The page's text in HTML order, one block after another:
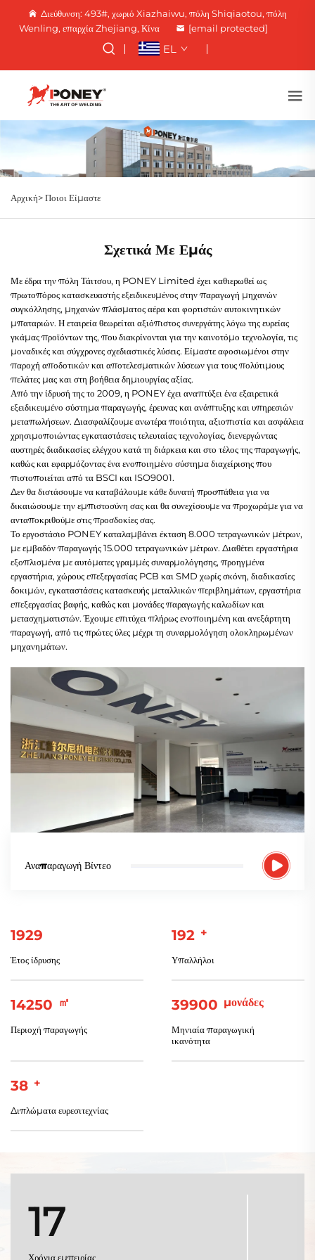
Διεύθυνση: 493#, χωριό Xiazhaiwu, πόλη Shiqiaotou, πόλη
Wenling, επαρχία Zhejiang, Κίνα
[email protected]
EL
Αρχική>Ποιοι Είμαστε
Σχετικά Με Εμάς
Με έδρα την πόλη Τάιτσου, η PONEY Limited έχει καθιερωθεί ως
πρωτοπόρος κατασκευαστής εξειδικευμένος στην παραγωγή μηχανών
συγκόλλησης, μηχανών πλάσματος αέρα και φορτιστών αυτοκινητικών
μπαταριών. Η εταιρεία θεωρείται αξιόπιστος συνεργάτης λόγω της ευρείας
γκάμας προϊόντων της, που διακρίνονται για την καινοτόμο τεχνολογία, τις
μοναδικές και σύγχρονες σχεδιαστικές λύσεις. Είμαστε αφοσιωμένοι στην
παροχή αποδοτικών και αποτελεσματικών λύσεων για τους πολύτιμους
πελάτες μας και στη βοήθεια δημιουργίας αξίας.
Από την ίδρυσή της το 2009, η PONEY έχει αναπτύξει ένα εξαιρετικά
εξειδικευμένο σύστημα παραγωγής, έρευνας και ανάπτυξης και υπηρεσιών
μεταπωλήσεων. Διασφαλίζουμε ανωτέρα ποιότητα, αξιοπιστία και ασφάλεια
χρησιμοποιώντας εγκαταστάσεις τελευταίας τεχνολογίας, διενεργώντας
αυστηρές διαδικασίες ελέγχου κατά τη διάρκεια και στο τέλος της παραγωγής,
καθώς και εφαρμόζοντας ένα ενοποιημένο σύστημα διαχείρισης που
πιστοποιείται από τα BSCI και ISO9001.
Δεν θα διστάσουμε να καταβάλουμε κάθε δυνατή προσπάθεια για να
δικαιώσουμε την εμπιστοσύνη σας και θα συνεχίσουμε να προχωράμε για να
ανταποκριθούμε στις προσδοκίες σας.
Το εργοστάσιο PONEY καταλαμβάνει έκταση 8.000 τετραγωνικών μέτρων,
με εμβαδόν παραγωγής 15.000 τετραγωνικών μέτρων. Διαθέτει εργαστήρια
εξοπλισμένα με αυτόματες γραμμές συναρμολόγησης, προηγμένα
εργαστήρια, χώρους επεξεργασίας PCB και SMD χωρίς σκόνη, διαδικασίες
δοκιμών, εγκαταστάσεις κατασκευής μεταλλικών περιβλημάτων, εργαστήρια
επεξεργασίας βαφής, καθώς και μονάδες παραγωγής καλωδίων και
μετασχηματιστών. Έχουμε επιτύχει πλήρως ενοποιημένη και ανεξάρτητη
παραγωγή, από τις πρώτες ύλες μέχρι τη συναρμολόγηση ολοκληρωμένων
μηχανημάτων.
Αναπαραγωγή Βίντεο
2009
Έτος ίδρυσης
200 +
Υπαλλήλοι
15000 ㎡
Περιοχή παραγωγής
42000 μονάδες
Μηνιαία παραγωγική
ικανότητα
40 +
Διπλώματα ευρεσιτεχνίας
17
Χρόνια εμπειρίας